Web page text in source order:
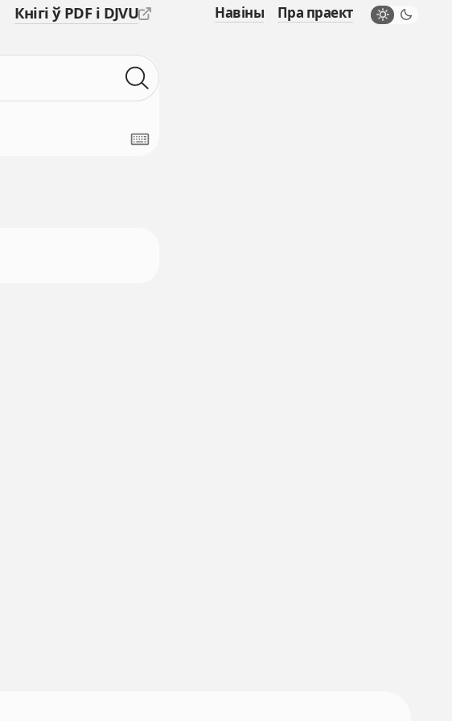
Кнігі ў PDF і DJVU Навіны Пра праект